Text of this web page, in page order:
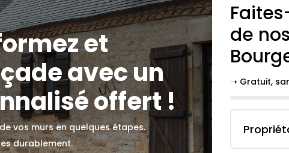
et
avec un
offert !
vos murs en quelques étapes.
durablement.
de
➝ Gratuit,